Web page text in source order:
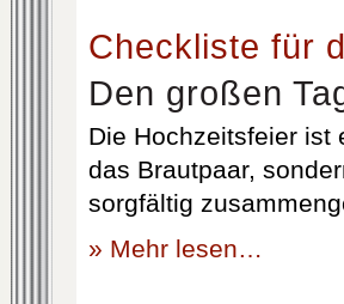
Checkliste für
Den großen
Die Hochzeitsfeier ist
das Brautpaar,
sorgfältig
» Mehr lesen…